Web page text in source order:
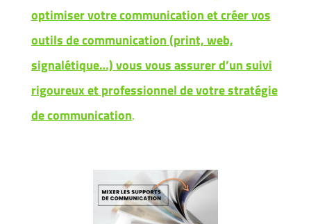
optimiser votre communication et créer vos
outils de communication (print, web,
signalétique…)vous vous assurer d’un suivi
rigoureux et professionnel de votre stratégie
de communication.